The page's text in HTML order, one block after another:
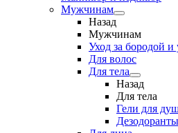
Мужчинам
Назад
Мужчинам
Уход за бородой и
Для волос
Для тела
Назад
Для тела
Гели для
Дезодоранты